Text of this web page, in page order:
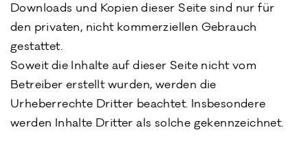
Downloads und Kopien dieser Seite sind nur für
den privaten, nicht kommerziellen Gebrauch
gestattet.
Soweit die Inhalte auf dieser Seite nicht vom
Betreiber erstellt wurden, werden die
Urheberrechte Dritter beachtet. Insbesondere
werden Inhalte Dritter als solche gekennzeichnet.